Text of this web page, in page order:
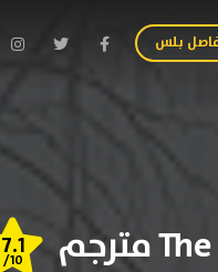
بلس
7.1
/10